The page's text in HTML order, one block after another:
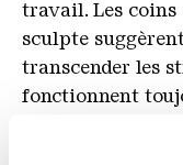
travail. Les coins
sculpte
transcender les
fonctionnent
their own arrow